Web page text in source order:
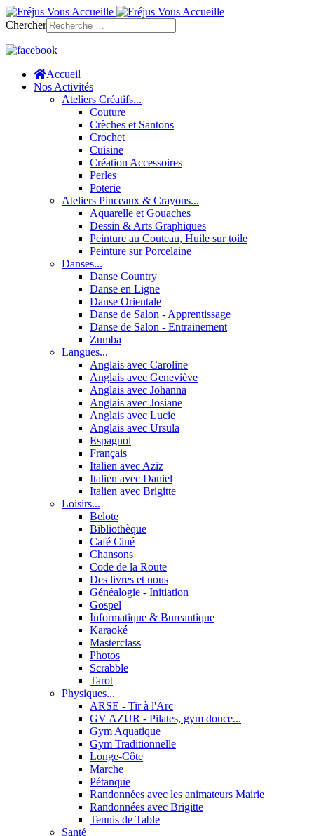
Chercher
Accueil
Nos Activités
Ateliers Créatifs...
Couture
Crèches et Santons
Crochet
Cuisine
Création Accessoires
Perles
Poterie
Ateliers Pinceaux & Crayons...
Aquarelle et Gouaches
Dessin & Arts Graphiques
Peinture au Couteau, Huile sur toile
Peinture sur Porcelaine
Danses...
Danse Country
Danse en Ligne
Danse Orientale
Danse de Salon - Apprentissage
Danse de Salon - Entrainement
Zumba
Langues...
Anglais avec Caroline
Anglais avec Geneviève
Anglais avec Johanna
Anglais avec Josiane
Anglais avec Lucie
Anglais avec Ursula
Espagnol
Français
Italien avec Aziz
Italien avec Daniel
Italien avec Brigitte
Loisirs...
Belote
Bibliothèque
Café Ciné
Chansons
Code de la Route
Des livres et nous
Généalogie - Initiation
Gospel
Informatique & Bureautique
Karaoké
Masterclass
Photos
Scrabble
Tarot
Physiques...
ARSE - Tir à l'Arc
GV AZUR - Pilates, gym douce...
Gym Aquatique
Gym Traditionnelle
Longe-Côte
Marche
Pétanque
Randonnées avec les animateurs Mairie
Randonnées avec Brigitte
Tennis de Table
Santé